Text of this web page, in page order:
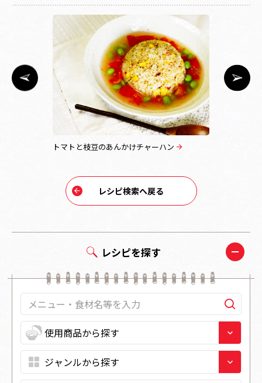
レシピを探す
トマトと枝豆のあんかけチャーハン
レシピ検索へ戻る